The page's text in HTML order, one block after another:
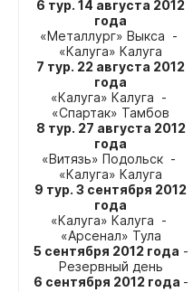
6 тур. 14 августа 2012
года
«Металлург» Выкса -
«Калуга» Калуга
7 тур. 22 августа 2012
года
«Калуга» Калуга -
«Спартак» Тамбов
8 тур. 27 августа 2012
года
«Витязь» Подольск -
«Калуга» Калуга
9 тур. 3 сентября 2012
года
«Калуга» Калуга -
«Арсенал» Тула
5 сентября 2012 года -
Резервный день
6 сентября 2012 года -